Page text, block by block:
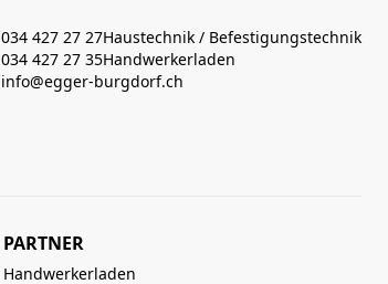
034 427 27 27Haustechnik / Befestigungstechnik
034 427 27 35Handwerkerladen
info@egger-burgdorf.ch
PARTNER
Handwerkerladen